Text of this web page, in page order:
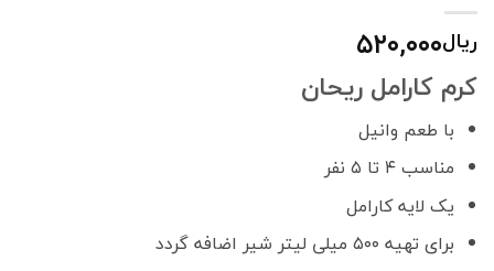
ریال۵۲۰,۰۰۰
کرم کارامل ریحان
با طعم وانیل
مناسب ۴ تا ۵ نفر
یک لایه کارامل
برای تهیه ۵۰۰ میلی لیتر شیر اضافه گردد